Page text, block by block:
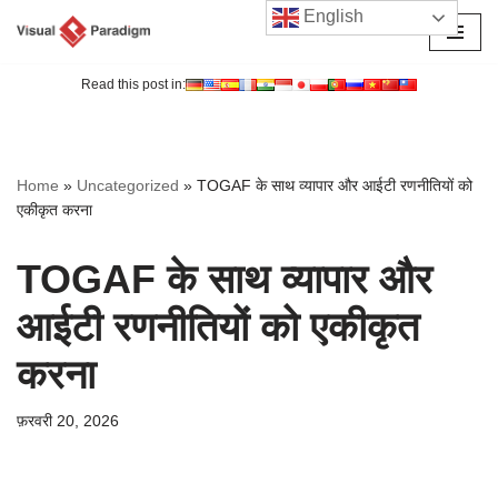
Read this post in:
Home » Uncategorized » TOGAF के साथ व्यापार और आईटी रणनीतियों को
एकीकृत करना
TOGAF के साथ व्यापार और
आईटी रणनीतियों को एकीकृत
करना
फ़रवरी 20, 2026
English